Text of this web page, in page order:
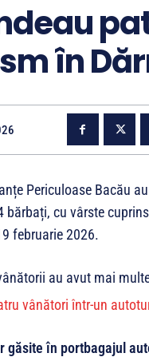
în
Periculoase Bacău
cu vârste
februarie 2026.
au avut mai
în portbagajul